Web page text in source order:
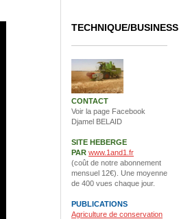
TECHNIQUE/BUSINESS
CONTACT
Voir la page Facebook
Djamel BELAID
SITE HEBERGE
PAR www.1and1.fr
(coût de notre abonnement
mensuel 12€). Une moyenne
de 400 vues chaque jour.
PUBLICATIONS
Agriculture de conservation